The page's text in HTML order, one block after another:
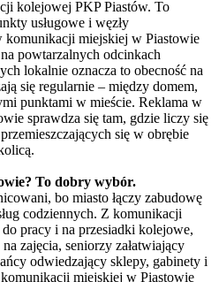
kolejowej PKP Piastów. To
usługowe i węzły
komunikacji miejskiej w Piastowie
powtarzalnych odcinkach
lokalnie oznacza to obecność na
się regularnie – między domem,
punktami w mieście. Reklama w
sprawdza się tam, gdzie liczy się
się w obrębie
To dobry wybór.
bo miasto łączy zabudowę
codziennych. Z komunikacji
pracy i na przesiadki kolejowe,
zajęcia, seniorzy załatwiający
odwiedzający sklepy, gabinety i
miejskiej w Piastowie